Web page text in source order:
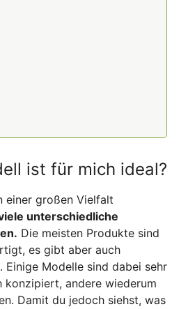
ist für mich ideal?
einer großen Vielfalt
unterschiedliche
Die meisten Produkte sind
es gibt aber auch
Einige Modelle sind dabei sehr
konzipiert, andere wiederum
Damit du jedoch siehst, was